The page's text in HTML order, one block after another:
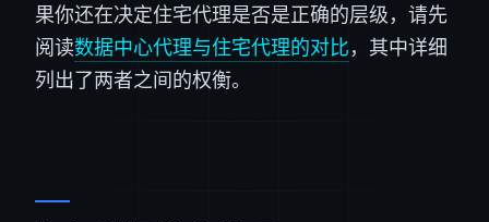
果你还在决定住宅代理是否是正确的层级，请先
阅读数据中心代理与住宅代理的对比，其中详细
列出了两者之间的权衡。